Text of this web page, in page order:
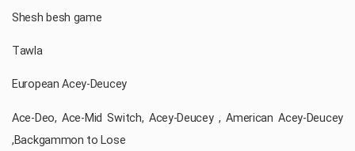
Shesh besh game
Tawla
European Acey-Deucey
Ace-Deo, Ace-Mid Switch, Acey-Deucey , American Acey-Deucey
,Backgammon to Lose